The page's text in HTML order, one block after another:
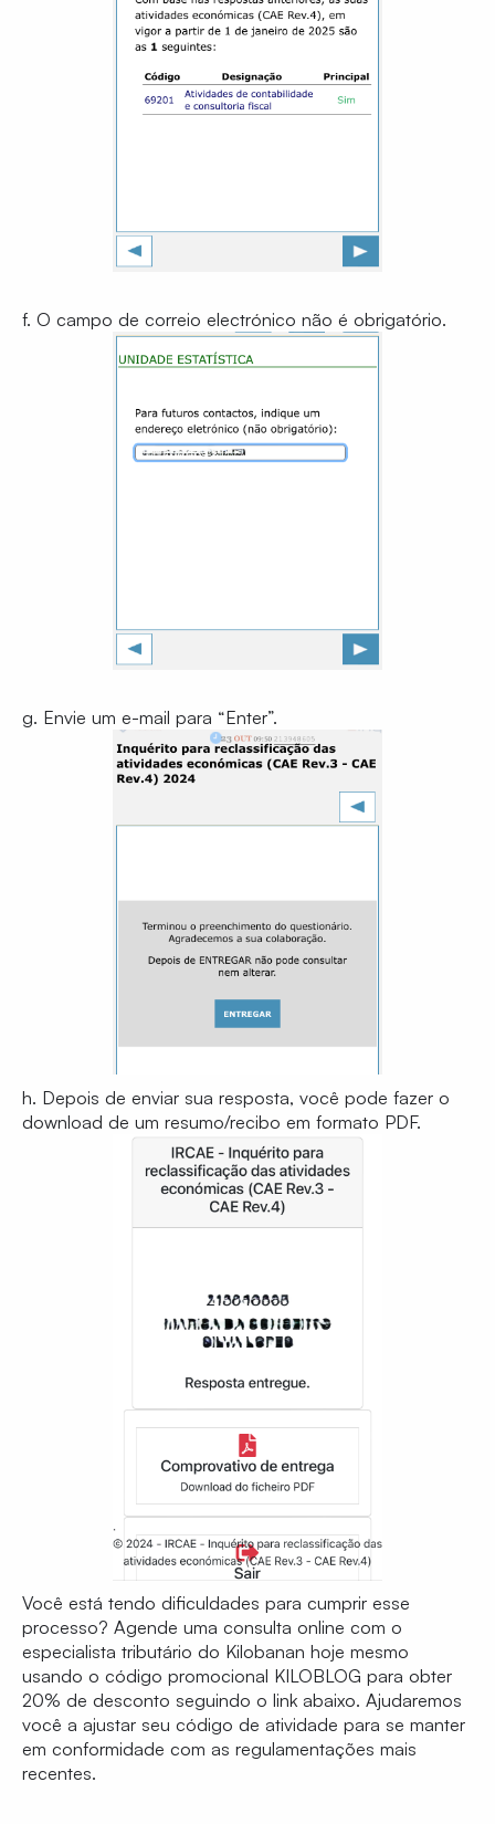
f. O campo de correio electrónico não é obrigatório.
g. Envie um e-mail para “Enter”.
h. Depois de enviar sua resposta, você pode fazer o
download de um resumo/recibo em formato PDF.
Você está tendo dificuldades para cumprir esse
processo? Agende uma consulta online com o
especialista tributário do Kilobanan hoje mesmo
usando o código promocional KILOBLOG para obter
20% de desconto seguindo o link abaixo. Ajudaremos
você a ajustar seu código de atividade para se manter
em conformidade com as regulamentações mais
recentes.